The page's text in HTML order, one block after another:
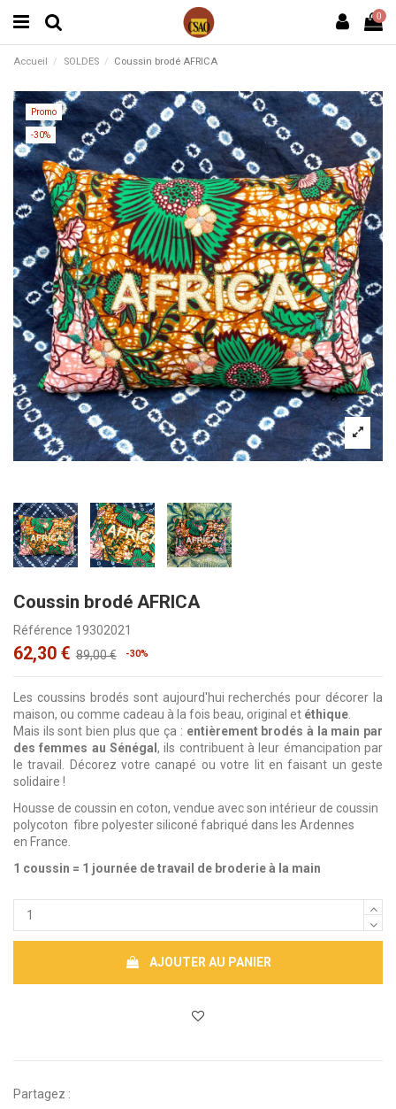
0
Accueil SOLDES Coussin brodé AFRICA
Promo
-30%
Coussin brodé AFRICA
Référence 19302021
62,30 € 89,00 € -30%
Les coussins brodés sont aujourd'hui recherchés pour décorer la
maison, ou comme cadeau à la fois beau, original et éthique
Mais ils sont bien plus que ça : entièrement brodés à la main par
des femmes au Sénégal , ils contribuent à leur émancipation par
le travail. Décorez votre canapé ou votre lit en faisant un geste
solidaire !
Housse de coussin en coton, vendue avec son intérieur de coussin
polycoton fibre polyester siliconé fabriqué dans les Ardennes
en France.
1 coussin = 1 journée de travail de broderie à la main
AJOUTER AU PANIER
Partagez :